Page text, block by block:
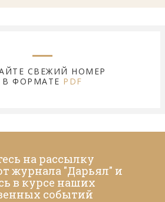
СВЕЖИЙ НОМЕР
В ФОРМАТЕ PDF
на рассылку
журнала "Дарьял" и
в курсе наших
событий